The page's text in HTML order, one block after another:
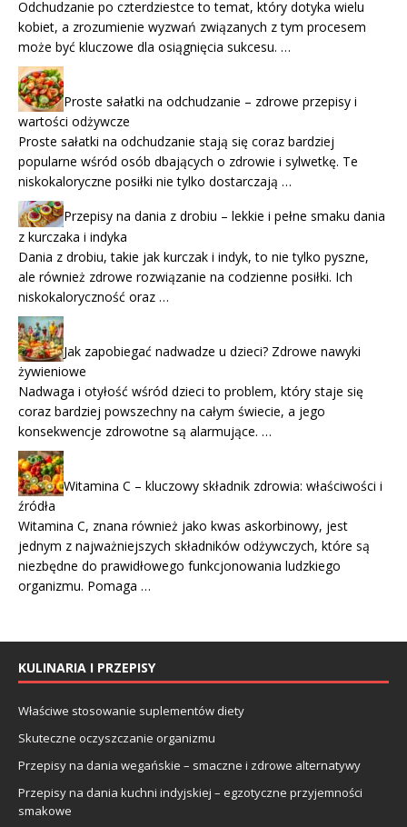
Odchudzanie po czterdziestce to temat, który dotyka wielu
kobiet, a zrozumienie wyzwań związanych z tym procesem
może być kluczowe dla osiągnięcia sukcesu. …
Proste sałatki na odchudzanie – zdrowe przepisy i
wartości odżywcze
Proste sałatki na odchudzanie stają się coraz bardziej
popularne wśród osób dbających o zdrowie i sylwetkę. Te
niskokaloryczne posiłki nie tylko dostarczają …
Przepisy na dania z drobiu – lekkie i pełne smaku dania
z kurczaka i indyka
Dania z drobiu, takie jak kurczak i indyk, to nie tylko pyszne,
ale również zdrowe rozwiązanie na codzienne posiłki. Ich
niskokaloryczność oraz …
Jak zapobiegać nadwadze u dzieci? Zdrowe nawyki
żywieniowe
Nadwaga i otyłość wśród dzieci to problem, który staje się
coraz bardziej powszechny na całym świecie, a jego
konsekwencje zdrowotne są alarmujące. …
Witamina C – kluczowy składnik zdrowia: właściwości i
źródła
Witamina C, znana również jako kwas askorbinowy, jest
jednym z najważniejszych składników odżywczych, które są
niezbędne do prawidłowego funkcjonowania ludzkiego
organizmu. Pomaga …
KULINARIA I PRZEPISY
Właściwe stosowanie suplementów diety
Skuteczne oczyszczanie organizmu
Przepisy na dania wegańskie – smaczne i zdrowe alternatywy
Przepisy na dania kuchni indyjskiej – egzotyczne przyjemności
smakowe